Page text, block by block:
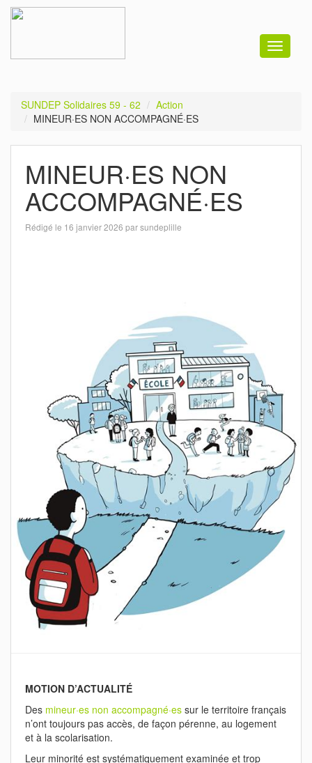
Toggle
SUNDEP Solidaires 59 - 62
Action
MINEUR·ES NON ACCOMPAGNÉ·ES
MINEUR·ES NON
ACCOMPAGNÉ·ES
Rédigé le 16 janvier 2026 par sundeplille
MOTION D’ACTUALITÉ
Des mineur·es non accompagné·es sur le territoire français
n’ont toujours pas accès, de façon pérenne, au logement
et à la scolarisation.
Leur minorité est systématiquement examinée et trop